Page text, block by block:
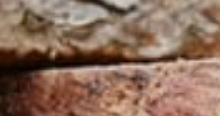
Sierras circulares y escuadradoras
Cepilladoras-regruesadoras